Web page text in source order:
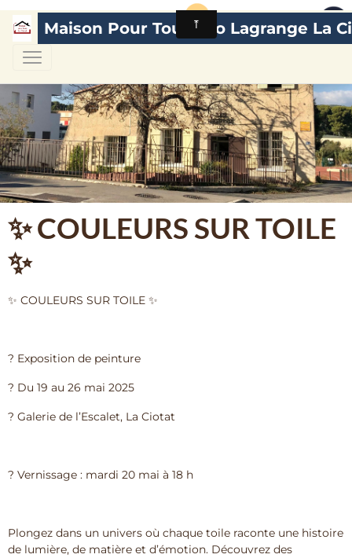
Maison Pour Tous Léo Lagrange La
✨ COULEURS SUR TOILE
✨
✨ COULEURS SUR TOILE ✨
? Exposition de peinture
? Du 19 au 26 mai 2025
? Galerie de l’Escalet, La Ciotat
? Vernissage : mardi 20 mai à 18 h
Plongez dans un univers où chaque toile raconte une histoire
de lumière, de matière et d’émotion. Découvrez des